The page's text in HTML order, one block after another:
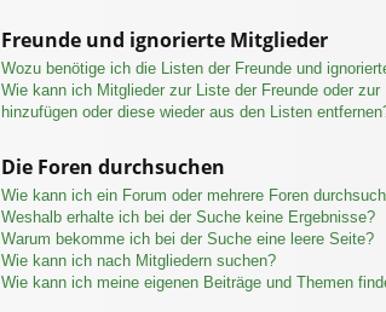
Freunde und ignorierte Mitglieder
Wozu benötige ich die Listen der Freunde und
Wie kann ich Mitglieder zur Liste der Freunde oder
hinzufügen oder diese wieder aus den Listen
Die Foren durchsuchen
Wie kann ich ein Forum oder mehrere Foren
Weshalb erhalte ich bei der Suche keine Ergebnisse?
Warum bekomme ich bei der Suche eine leere Seite?
Wie kann ich nach Mitgliedern suchen?
Wie kann ich meine eigenen Beiträge und Themen